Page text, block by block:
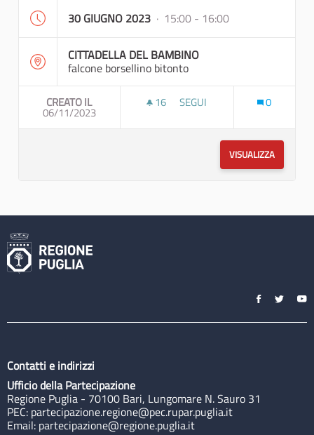
30 GIUGNO 2023 · 15:00 - 16:00
CITTADELLA DEL BAMBINO
falcone borsellino bitonto
CREATO IL
06/11/2023
16 16 SOSTENITORI
SEGUI 0
VISUALIZZA
Contatti e indirizzi
Ufficio della Partecipazione
Regione Puglia - 70100 Bari, Lungomare N. Sauro 31
PEC: partecipazione.regione@pec.rupar.puglia.it
Email: partecipazione@regione.puglia.it